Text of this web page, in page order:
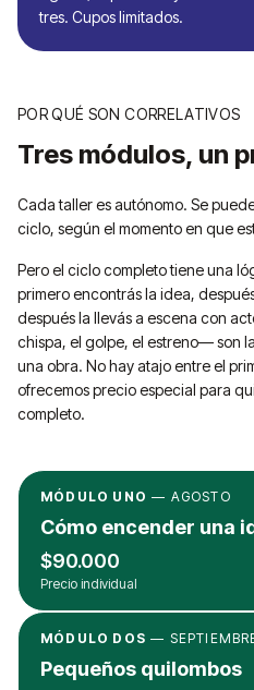
tres. Cupos limitados.
POR QUÉ SON CORRELATIVOS
Tres módulos, un
Cada taller es autónomo. Se
ciclo, según el momento en que
Pero el ciclo completo tiene una
primero encontrás la idea,
después la llevás a escena con
chispa, el golpe, el estreno— son
una obra. No hay atajo entre el
ofrecemos precio especial para
completo.
MÓDULO UNO — AGOSTO
Cómo encender una
$90.000
Precio individual
MÓDULO DOS —
Pequeños quilombos